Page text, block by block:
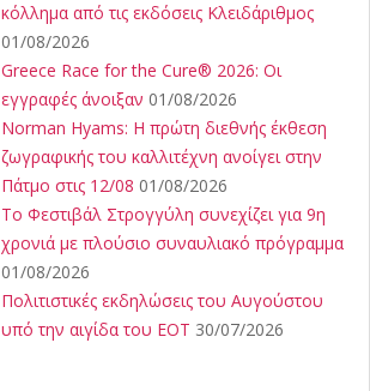
κόλλημα από τις εκδόσεις Κλειδάριθμος
01/08/2026
Greece Race for the Cure® 2026: Οι
εγγραφές άνοιξαν 01/08/2026
Norman Hyams: Η πρώτη διεθνής έκθεση
ζωγραφικής του καλλιτέχνη ανοίγει στην
Πάτμο στις 12/08 01/08/2026
Το Φεστιβάλ Στρογγύλη συνεχίζει για 9η
χρονιά με πλούσιο συναυλιακό πρόγραμμα
01/08/2026
Πολιτιστικές εκδηλώσεις του Αυγούστου
υπό την αιγίδα του ΕΟΤ 30/07/2026